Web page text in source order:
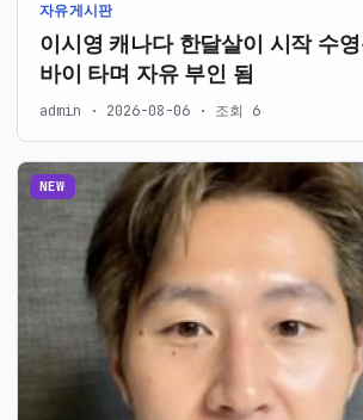
자유게시판
이시영 캐나다 한달살이 시작 수
바이 타며 자유 부인 됨
admin · 2026-08-06 · 조회 6
NEW